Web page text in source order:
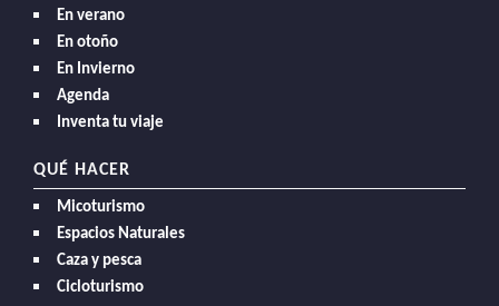
En verano
En otoño
En Invierno
Agenda
Inventa tu viaje
QUÉ HACER
Micoturismo
Espacios Naturales
Caza y pesca
Cicloturismo